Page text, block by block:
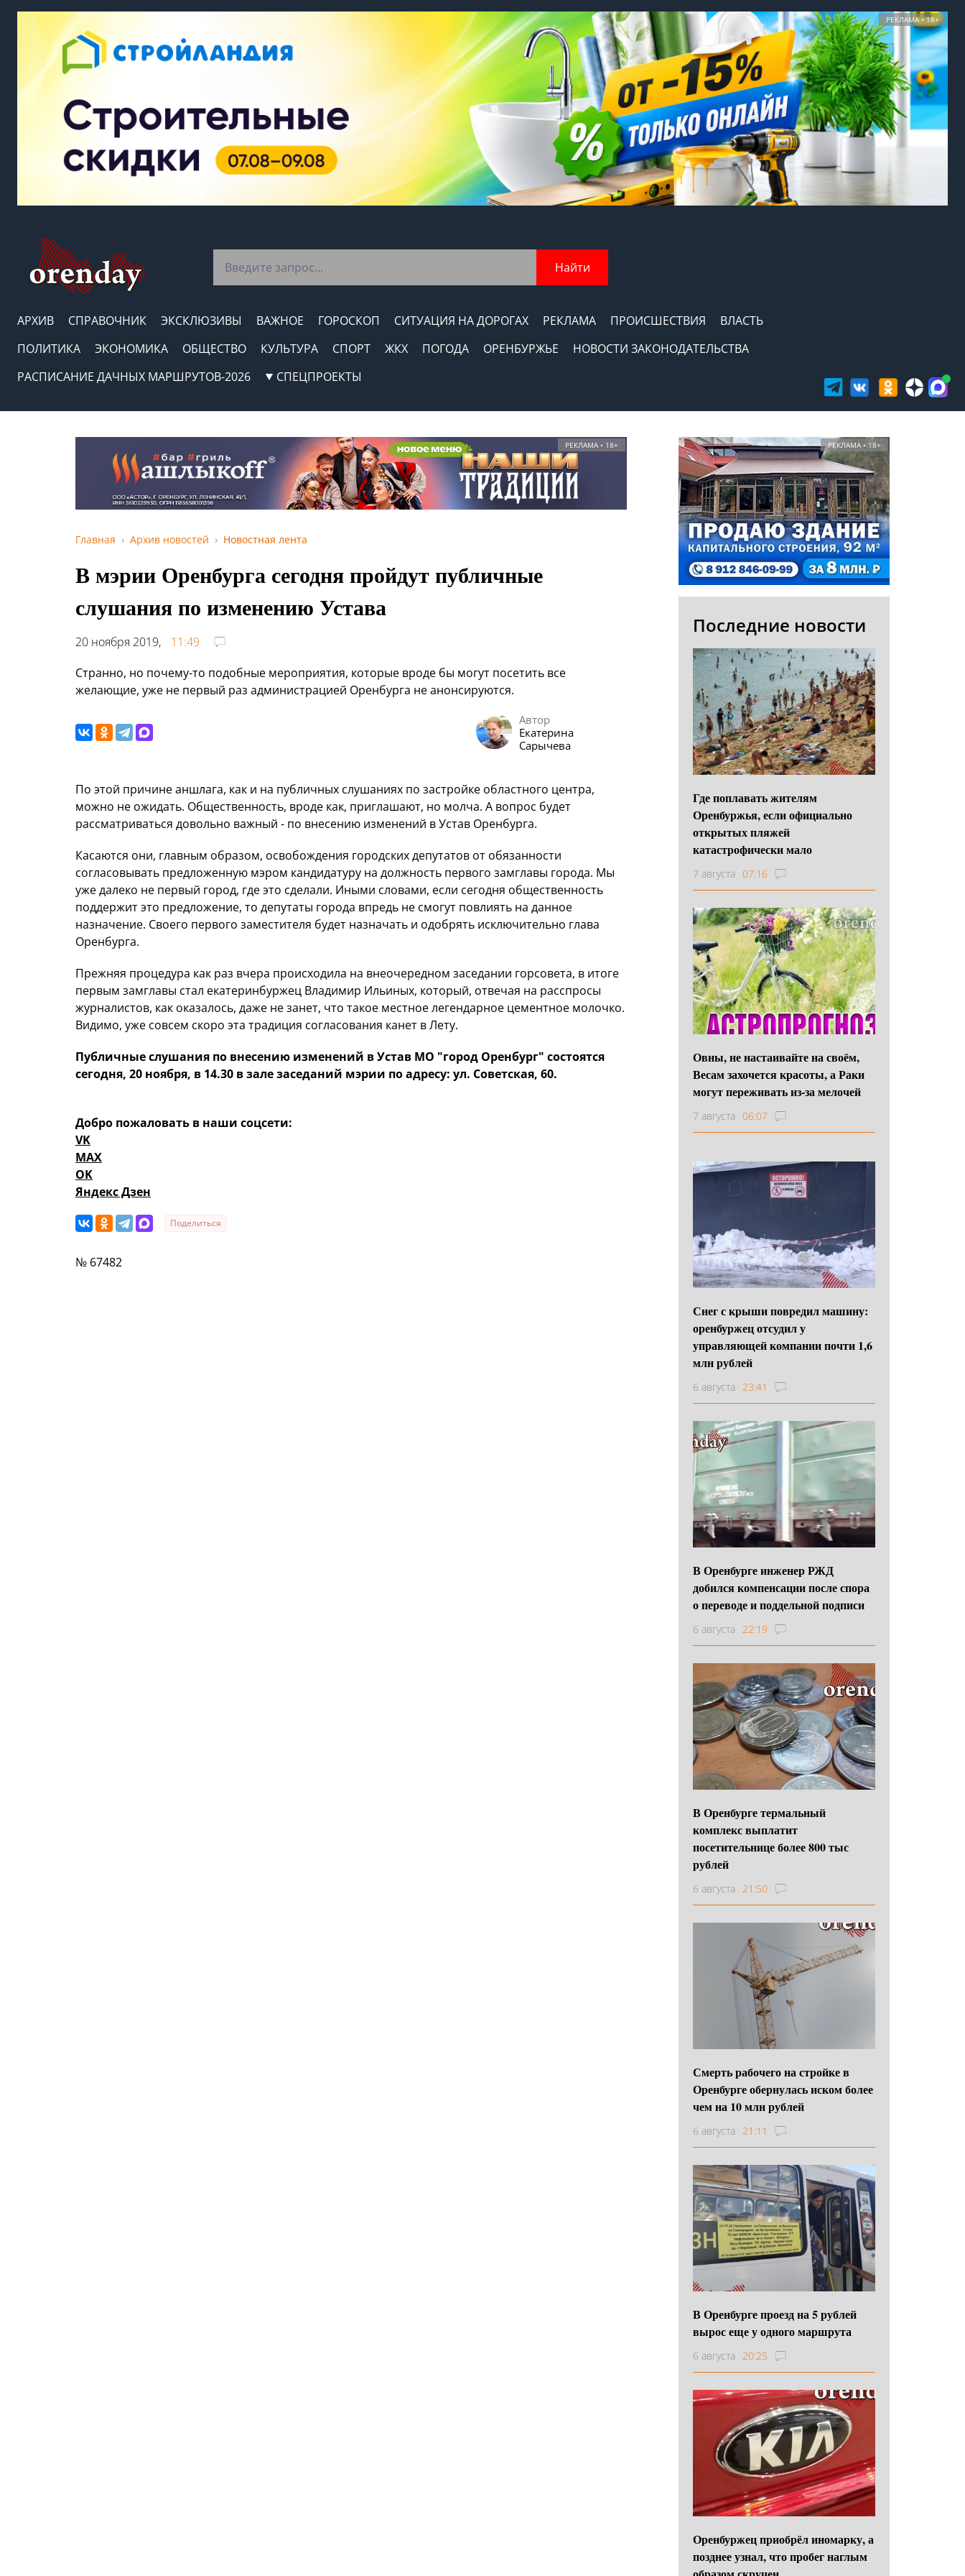
РЕКЛАМА • 18+
Найти
АРХИВ СПРАВОЧНИК ЭКСКЛЮЗИВЫ ВАЖНОЕ ГОРОСКОП СИТУАЦИЯ НА ДОРОГАХ РЕКЛАМА ПРОИСШЕСТВИЯ
ВЛАСТЬ
ПОЛИТИКА
ЭКОНОМИКА ОБЩЕСТВО КУЛЬТУРА СПОРТ ЖКХ ПОГОДА ОРЕНБУРЖЬЕ
НОВОСТИ ЗАКОНОДАТЕЛЬСТВА
РАСПИСАНИЕ ДАЧНЫХ МАРШРУТОВ-2026
СПЕЦПРОЕКТЫ
РЕКЛАМА • 18+
Главная Архив новостей Новостная лента
В мэрии Оренбурга сегодня пройдут публичные
слушания по изменению Устава
20 ноября 2019,
11:49
Странно, но почему-то подобные мероприятия, которые вроде бы могут посетить все
желающие, уже не первый раз администрацией Оренбурга не анонсируются.
Автор
Екатерина
Сарычева
По этой причине аншлага, как и на публичных слушаниях по застройке областного центра,
можно не ожидать. Общественность, вроде как, приглашают, но молча. А вопрос будет
рассматриваться довольно важный - по внесению изменений в Устав Оренбурга.
Касаются они, главным образом, освобождения городских депутатов от обязанности
согласовывать предложенную мэром кандидатуру на должность первого замглавы города. Мы
уже далеко не первый город, где это сделали. Иными словами, если сегодня общественность
поддержит это предложение, то депутаты города впредь не смогут повлиять на данное
назначение. Своего первого заместителя будет назначать и одобрять исключительно глава
Оренбурга.
Прежняя процедура как раз вчера происходила на внеочередном заседании горсовета, в итоге
первым замглавы стал екатеринбуржец Владимир Ильиных, который, отвечая на расспросы
журналистов, как оказалось, даже не занет, что такое местное легендарное цементное молочко.
Видимо, уже совсем скоро эта традиция согласования канет в Лету.
Публичные слушания по внесению изменений в Устав МО "город Оренбург" состоятся
сегодня, 20 ноября, в 14.30 в зале заседаний мэрии по адресу: ул. Советская, 60.
Добро пожаловать в наши соцсети:
VK
MAX
OK
Яндекс Дзен
Поделиться
№ 67482
РЕКЛАМА • 18+
Последние новости
Где поплавать жителям
Оренбуржья, если официально
открытых пляжей
катастрофически мало
7 августа 07:16
Овны, не настаивайте на своём,
Весам захочется красоты, а Раки
могут переживать из-за мелочей
7 августа 06:07
Снег с крыши повредил машину:
оренбуржец отсудил у
управляющей компании почти 1,6
млн рублей
6 августа 23:41
В Оренбурге инженер РЖД
добился компенсации после спора
о переводе и поддельной подписи
6 августа 22:19
В Оренбурге термальный
комплекс выплатит
посетительнице более 800 тыс
рублей
6 августа 21:50
Смерть рабочего на стройке в
Оренбурге обернулась иском более
чем на 10 млн рублей
6 августа 21:11
В Оренбурге проезд на 5 рублей
вырос еще у одного маршрута
6 августа 20:25
Оренбуржец приобрёл иномарку, а
позднее узнал, что пробег наглым